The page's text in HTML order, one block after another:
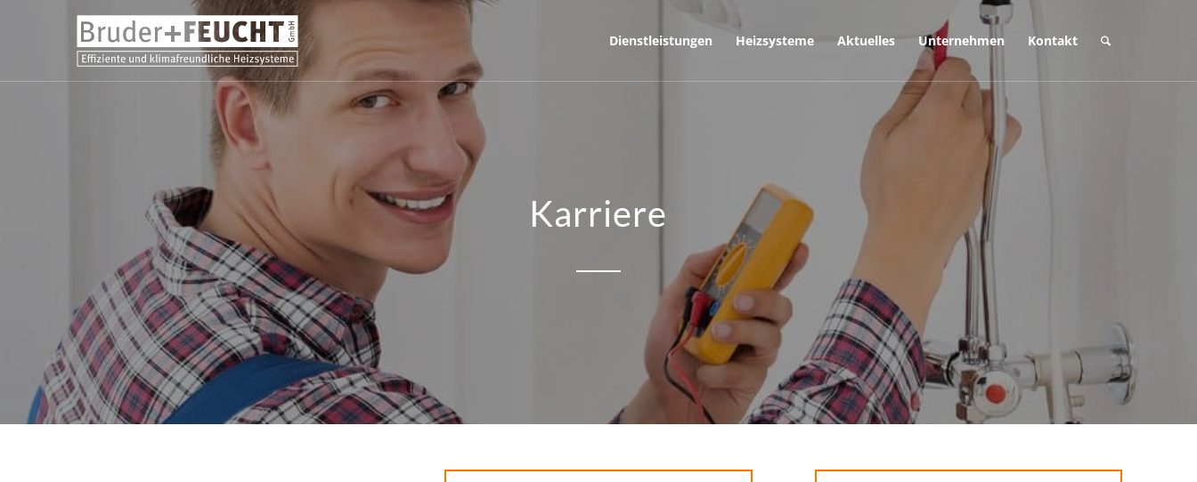
Dienstleistungen Heizsysteme Aktuelles Unternehmen Kontakt
Karriere